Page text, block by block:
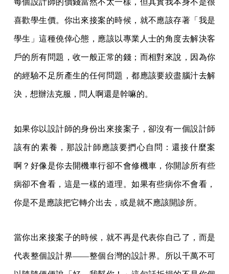
喜歡學生價。你出來接案的時候，就不應該存著「我是
學生」這種僥倖心態，應該以專業人士的角度去解決客
戶的所有問題，收一般正常的錢；而相對來說，因為你
的經驗不足所產生的任何問題，都應該要絞盡腦汁去解
決，想辦法克服，問人啊還是幹嘛的。
如果你以設計師的身份出來接案子，卻沒有一個設計師
該有的素養，那設計師應該要捫心自問：還接什麼案
啊？好像是你去開機車行卻不會修機車，你開診所有些
病卻不會看，這是一樣的道理。如果有些病你不會看，
你是不是應該把它轉介出去，或是就不應該開診所。
當你出來接案子的時候，就不再是代表你自己了，而是
代表整個設計界——整個台灣的設計界。所以千萬不可